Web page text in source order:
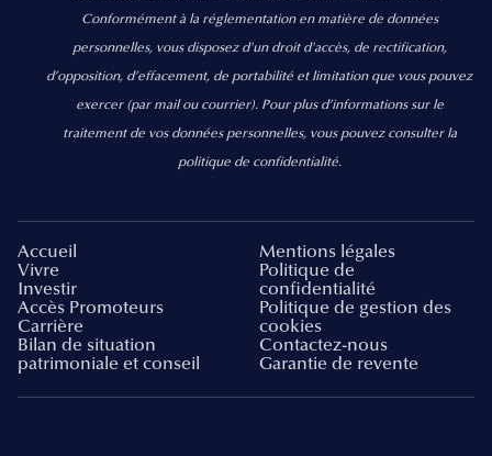
Conformément à la réglementation en matière de données
personnelles, vous disposez d'un droit d'accès, de rectification,
d’opposition, d’effacement, de portabilité et limitation que vous pouvez
exercer (par mail ou courrier). Pour plus d’informations sur le
traitement de vos données personnelles, vous pouvez consulter la
politique de confidentialité.
Accueil
Vivre
Investir
Accès Promoteurs
Carrière
Bilan de situation
patrimoniale et conseil
Mentions légales
Politique de
confidentialité
Politique de gestion des
cookies
Contactez-nous
Garantie de revente